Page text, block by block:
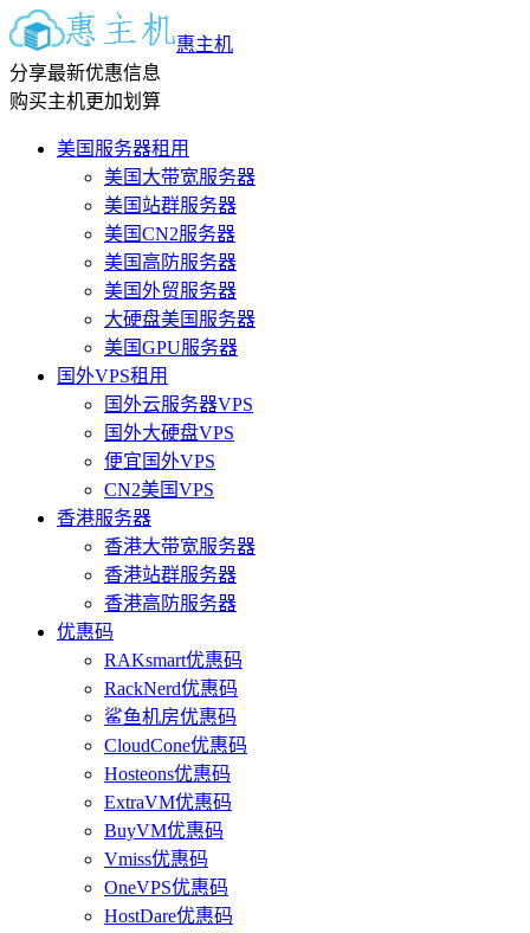
惠主机
分享最新优惠信息
购买主机更加划算
美国服务器租用
美国大带宽服务器
美国站群服务器
美国CN2服务器
美国高防服务器
美国外贸服务器
大硬盘美国服务器
美国GPU服务器
国外VPS租用
国外云服务器VPS
国外大硬盘VPS
便宜国外VPS
CN2美国VPS
香港服务器
香港大带宽服务器
香港站群服务器
香港高防服务器
优惠码
RAKsmart优惠码
RackNerd优惠码
鲨鱼机房优惠码
CloudCone优惠码
Hosteons优惠码
ExtraVM优惠码
BuyVM优惠码
Vmiss优惠码
OneVPS优惠码
HostDare优惠码